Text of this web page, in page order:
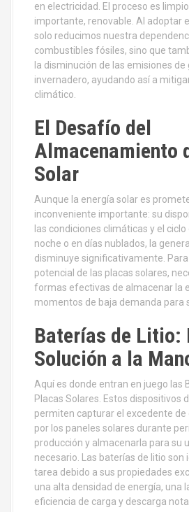
en electricidad. El proceso es
importante, renovable. Al adoptar
solo reducimos nuestra
combustibles fósiles, sino que
la disminución de las emisiones
invernadero, ayudando así a
climático.
El Desafío del
Almacenamiento
Solar
Aunque la energía solar es
inconveniente importante: su
las condiciones climáticas y el
noche o en días nublados, la
disminuye significativamente.
potencial de las placas solares,
formas efectivas de almacenar la
momentos de baja demanda para
Baterías de Litio:
Solución a la
Aquí es donde entran en juego las
Placas Solares. Estos dispositivos
permiten capturar el excedente de
por los paneles solares durante
producción y almacenarla para su
necesario. Las baterías de litio son
tarea debido a sus propiedades
una alta densidad de energía, una
eficiencia de carga y descarga